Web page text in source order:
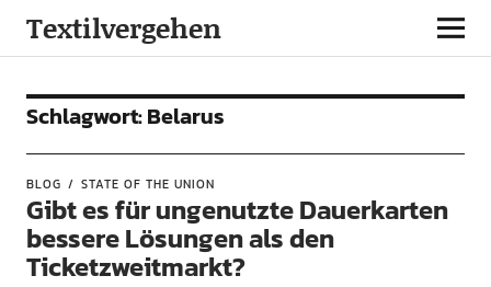
Textilvergehen
Schlagwort:Belarus
BLOG STATE OF THE UNION
Gibt es für ungenutzte Dauerkarten
bessere Lösungen als den
Ticketzweitmarkt?